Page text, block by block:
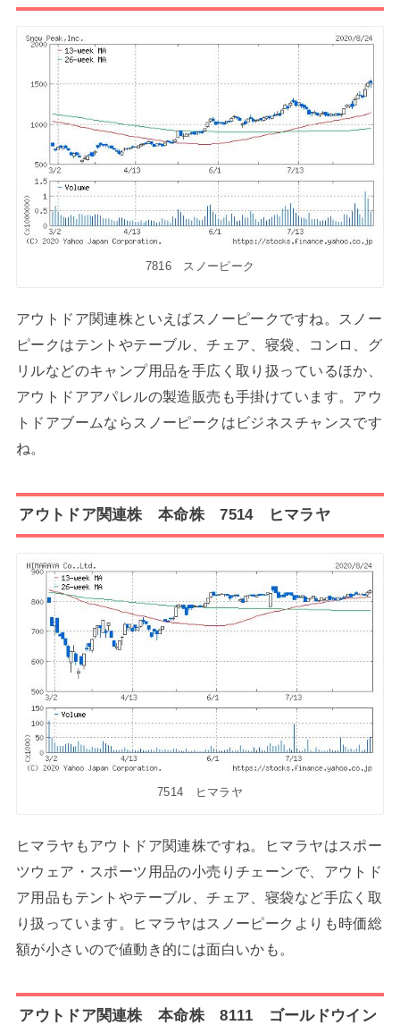
7816 スノーピーク
アウトドア関連株といえばスノーピークですね。スノー
ピークはテントやテーブル、チェア、寝袋、コンロ、グ
リルなどのキャンプ用品を手広く取り扱っているほか、
アウトドアアパレルの製造販売も手掛けています。アウ
トドアブームならスノーピークはビジネスチャンスです
ね。
アウトドア関連株 本命株 7514 ヒマラヤ
7514 ヒマラヤ
ヒマラヤもアウトドア関連株ですね。ヒマラヤはスポー
ツウェア・スポーツ用品の小売りチェーンで、アウトド
ア用品もテントやテーブル、チェア、寝袋など手広く取
り扱っています。ヒマラヤはスノーピークよりも時価総
額が小さいので値動き的には面白いかも。
アウトドア関連株 本命株 8111 ゴールドウイン